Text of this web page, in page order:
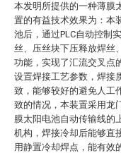
本发明所提供的一种薄膜
置的有益技术效果为：本
池后，通过PLC自动控制
丝、压丝块下压释放焊丝
功能，实现了汇流交叉点
设置焊接工艺参数，焊接
致，能够较好的避免人工
致的情况，本装置采用龙
膜太阳电池自动传输线的
机构，焊接冷却后能够直
用静置冷却焊点，能有效